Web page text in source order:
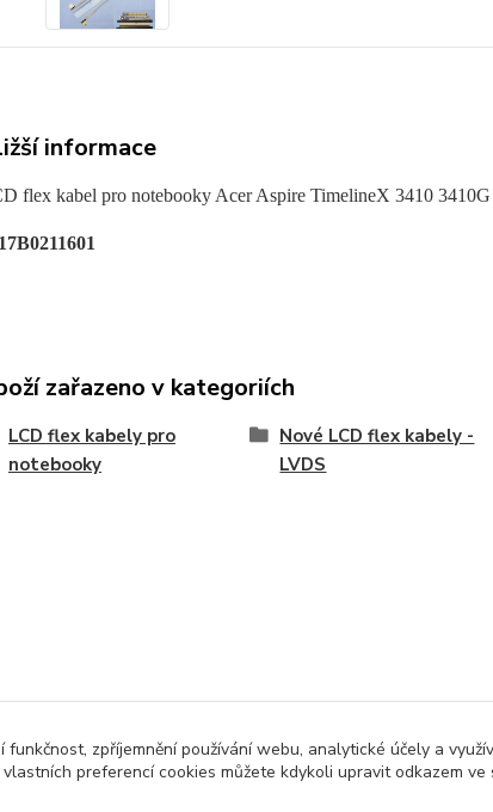
informace
flex kabel pro notebooky Acer Aspire TimelineX 3410
zařazeno v kategoriích
LCD flex kabely pro
notebooky
Nové LCD flex kabely -
LVDS
funkčnost, zpříjemnění používání webu, analytické účely a
vlastních preferencí cookies můžete kdykoli upravit odkazem ve